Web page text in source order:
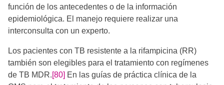
función de los antecedentes o de la información
epidemiológica. El manejo requiere realizar una
interconsulta con un experto.
Los pacientes con TB resistente a la rifampicina (RR)
también son elegibles para el tratamiento con regímenes
de TB MDR.[80] En las guías de práctica clínica de la